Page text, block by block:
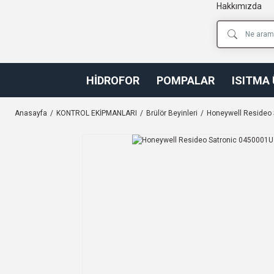
Hakkımızda
HİDROFOR POMPALAR ISITMA
Anasayfa KONTROL EKİPMANLARI Brülör Beyinleri Honeywell Resideo